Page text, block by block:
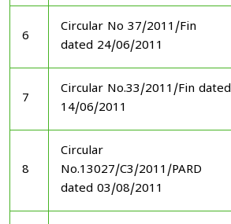
6
Circular No 37/2011/Fin
dated 24/06/2011
7
Circular No.33/2011/Fin dated
14/06/2011
8
Circular
No.13027/C3/2011/PARD
dated 03/08/2011